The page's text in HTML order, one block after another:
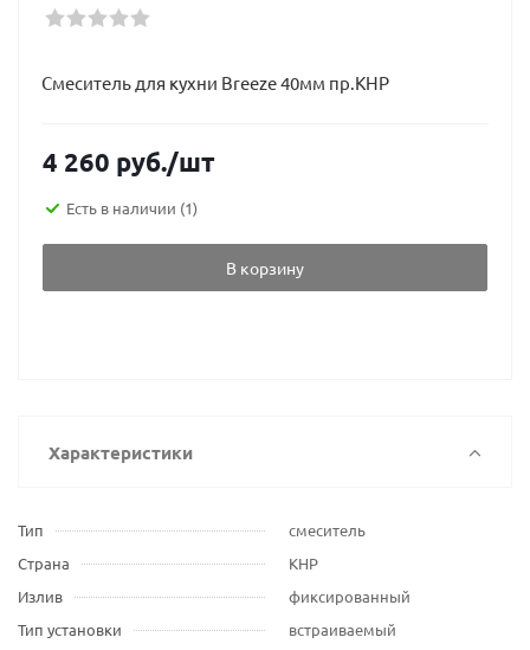
Смеситель для кухни Breeze 40мм пр.КНР
4 260 руб./шт
Есть в наличии (1)
В корзину
Характеристики
Тип
смеситель
Страна
КНР
Излив
фиксированный
Тип установки
встраиваемый